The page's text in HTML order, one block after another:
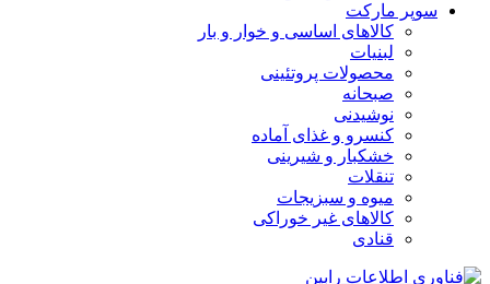
سوپر مارکت
کالاهای اساسی و خوار و بار
لبنیات
محصولات پروتئینی
صبحانه
نوشیدنی
کنسرو و غذای آماده
خشکبار و شیرینی
تنقلات
میوه و سبزیجات
کالاهای غیر خوراکی
قنادی